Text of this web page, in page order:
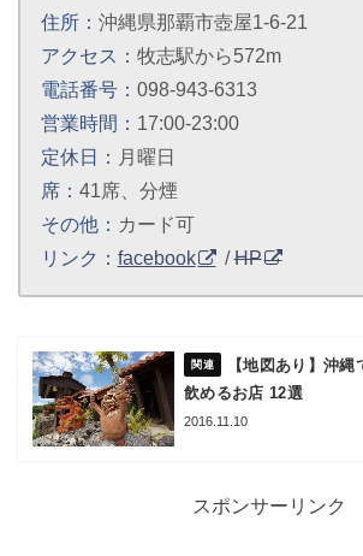
住所： 沖縄県那覇市壺屋1-6-21
アクセス： 牧志駅から572m
電話番号： 098-943-6313
営業時間： 17:00-23:00
定休日： 月曜日
席： 41席、分煙
その他： カード可
リンク： facebook /HP
【地図あり】沖
飲めるお店 12選
2016.11.10
スポンサーリンク